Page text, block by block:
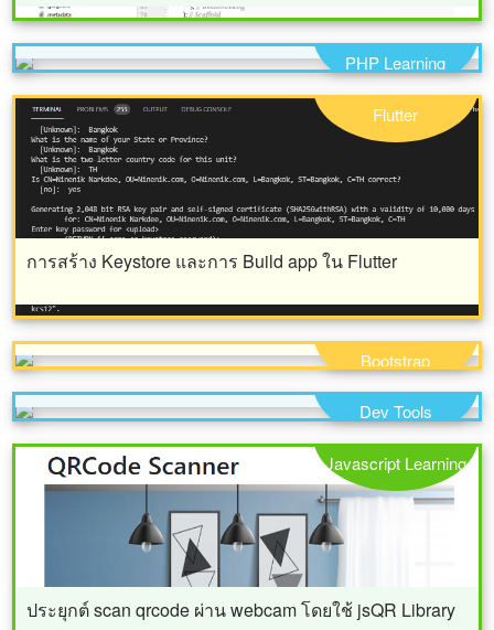
แนวทาง การใช้งาน Intervention Image ปรับแต่งรูปภาพ
ใน PHP ตอนที่ 1
PHP Learning
การสร้าง Keystore และการ Build app ใน Flutter
Flutter
แจกโค้ด ajax เพิ่ม ลบ แก้ไข แบ่งหน้า ร่วมกัน bootstrap
modal
Bootstrap
การใช้งาน console log เพื่อ debug javascript ใน chrome
firefox และ ie
Dev Tools
ประยุกต์ scan qrcode ผ่าน webcam โดยใช้ jsQR Library
Javascript Learning